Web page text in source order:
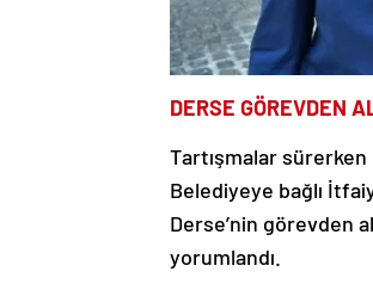
DERSE GÖREVDEN
Tartışmalar
Belediyeye bağlı
Derse’nin görevden
yorumlandı.